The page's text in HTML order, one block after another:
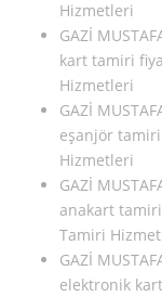
Hizmetleri
GAZİ
kart tamiri
Hizmetleri
GAZİ
eşanjör
Hizmetleri
GAZİ
anakart tamiri
Tamiri
GAZİ
elektronik